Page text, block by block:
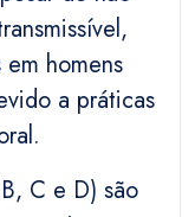
homens
a práticas
C e D) são